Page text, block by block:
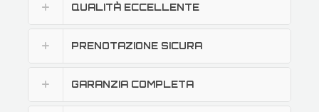
QUALITÀ ECCELLENTE
PRENOTAZIONE SICURA
GARANZIA COMPLETA